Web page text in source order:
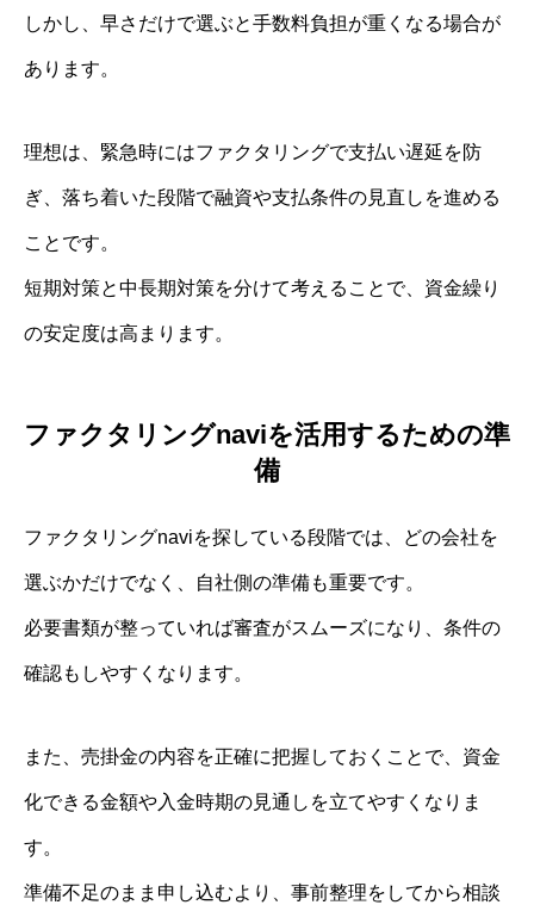
しかし、早さだけで選ぶと手数料負担が重くなる場合が
あります。
理想は、緊急時にはファクタリングで支払い遅延を防
ぎ、落ち着いた段階で融資や支払条件の見直しを進める
ことです。
短期対策と中長期対策を分けて考えることで、資金繰り
の安定度は高まります。
ファクタリングnaviを活用するための準
備
ファクタリングnaviを探している段階では、どの会社を
選ぶかだけでなく、自社側の準備も重要です。
必要書類が整っていれば審査がスムーズになり、条件の
確認もしやすくなります。
また、売掛金の内容を正確に把握しておくことで、資金
化できる金額や入金時期の見通しを立てやすくなりま
す。
準備不足のまま申し込むより、事前整理をしてから相談